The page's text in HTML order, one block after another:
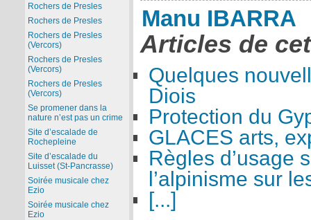
Manu IBARRA
Articles de
Quelques
Diois
Protection du
GLACES arts,
Règles d’usage
l’alpinisme sur
[...]
Rochers de Presles
Rochers de Presles
Rochers de Presles
(Vercors)
Rochers de Presles
(Vercors)
Rochers de Presles
(Vercors)
Se promener dans la
nature n’est pas un crime
Site d’escalade de
Rochepleine
Site d’escalade du
Luisset (St-Pancrasse)
Soirée musicale chez
Ezio
Soirée musicale chez
Ezio